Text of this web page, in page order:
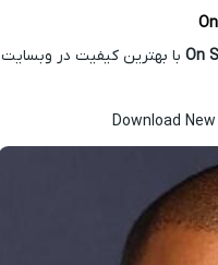
On با بهترین کیفیت در وبسایت
Download